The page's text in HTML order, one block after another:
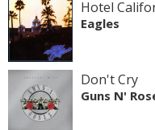
Hotel
Eagles
Don't Cry
Guns N'